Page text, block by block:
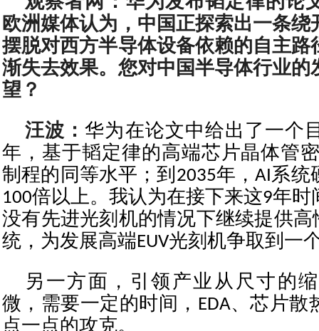
欧洲媒体认为，中国正探索出一条绕
摆脱对西方半导体设备依赖的自主路
渐失去效果。您对中国半导体行业的
望？
汪波：华为在论文中给出了一个
年，基于韬定律的高端芯片晶体管
制程的同等水平；到2035年，AI系统
100倍以上。我认为在接下来这9年
没有先进光刻机的情况下继续提供高
统，为发展高端EUV光刻机争取到一
另一方面，引领产业从尺寸的
微，需要一定的时间，EDA、芯片散
点一点的攻克。